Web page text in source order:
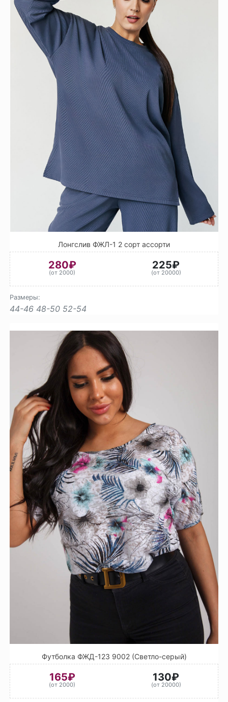
Лонгслив ФЖЛ-1 2 сорт ассорти
280₽
(от 2000)
225₽
(от 20000)
Размеры:
44-46 48-50 52-54
Футболка ФЖД-123 9002 (Светло-серый)
165₽
(от 2000)
130₽
(от 20000)